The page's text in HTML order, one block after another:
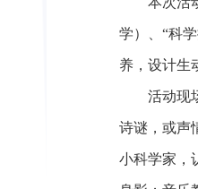
学）、“科
养，设计生
活动现
诗谜，或声
小科学家，